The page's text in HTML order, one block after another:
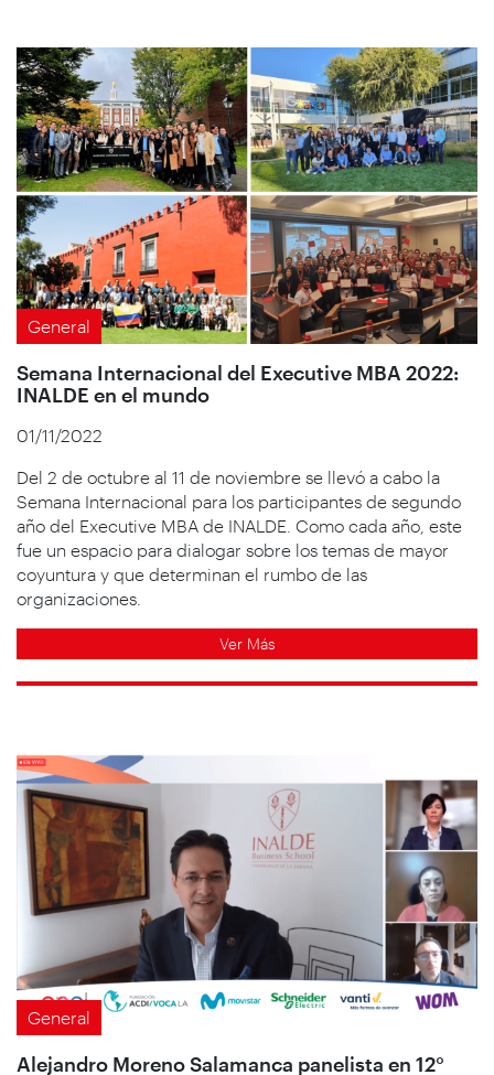
General
Semana Internacional del Executive MBA 2022:
INALDE en el mundo
01/11/2022
Del 2 de octubre al 11 de noviembre se llevó a cabo la
Semana Internacional para los participantes de segundo
año del Executive MBA de INALDE. Como cada año, este
fue un espacio para dialogar sobre los temas de mayor
coyuntura y que determinan el rumbo de las
organizaciones.
Ver Más
General
Alejandro Moreno Salamanca panelista en 12°